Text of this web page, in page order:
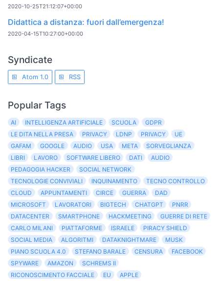
2020-10-25T21:12:07+00:00
Didattica a distanza: fuori dall’emergenza!
2020-04-15T10:27:00+00:00
Syndicate
Atom 1.0 RSS
Popular Tags
AI INTELLIGENZA ARTIFICIALE SCUOLA
GDPR
LE DITA NELLA PRESA
PRIVACY LDNP PRIVACY
UE
GAFAM
GOOGLE AUDIO USA META
SORVEGLIANZA
LIBRI
LAVORO SOFTWARE LIBERO DATI
AUDIO
PEDAGOGIA HACKER
SOCIAL NETWORK
TECNOLOGIE CONVIVIALI
INQUINAMENTO
TECNO CONTROLLO
CLOUD
APPUNTAMENTI CIRCE GUERRA
DAD
MICROSOFT
LAVORATORI BIGTECH CHATGPT
PNRR
DATACENTER
SMARTPHONE HACKMEETING
GUERRE DI RETE
CARLO MILANI
PIATTAFORME ISRAELE
PIRACY SHIELD
SOCIAL MEDIA
ALGORITMI DATAKNIGHTMARE
MUSK
PIANO SCUOLA 4.0
STEFANO BARALE CENSURA
FACEBOOK
SPYWARE
AMAZON
SCHREMS II
RICONOSCIMENTO FACCIALE
EU APPLE